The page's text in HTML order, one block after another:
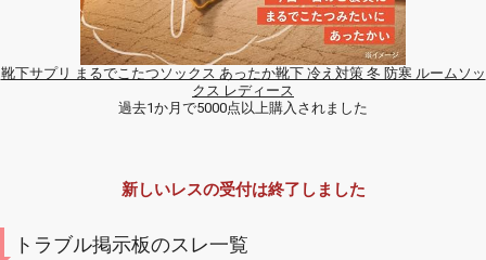
靴下サプリ まるでこたつソックス あったか靴下 冷え対策 冬 防寒 ルームソッ
クス レディース
過去1か月で5000点以上購入されました
新しいレスの受付は終了しました
トラブル掲示板のスレ一覧